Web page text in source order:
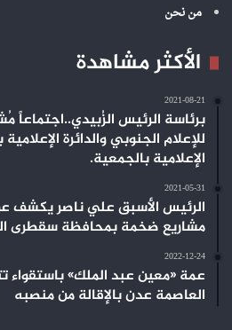
من نحن
الأكثر مشاهدة
2021-08-21
برئاسة الرئيس الزُبيدي..اجتماعاً
للإعلام الجنوبي والدائرة الإعلامية
الإعلامية بالجمعية.
2021-05-31
الرئيس الأسبق علي ناصر
مشاريع ضخمة بمحافظة سقطرى
2022-12-24
عمة «معين عبد الملك»
العاصمة عدن بالإقالة من منصبه